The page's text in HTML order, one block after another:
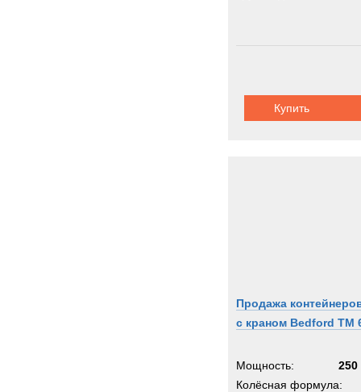
Купить
Продажа
с краном Bedford TM
Мощность:
250
Колёсная формула: